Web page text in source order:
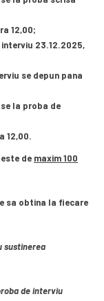
12,00;
23.12.2025,
se depun pana
la proba de
12,00.
de maxim 100
sa obtina la fiecare
sustinerea
de interviu